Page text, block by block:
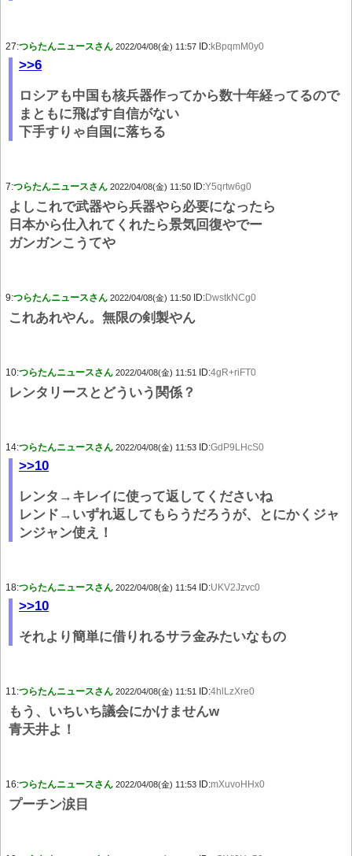
27:つらたんニュースさん 2022/04/08(金) 11:57 ID:kBpqmM0y0
>>6
ロシアも中国も核兵器作ってから数十年経ってるので
まともに飛ばす自信がない
下手すりゃ自国に落ちる
7:つらたんニュースさん 2022/04/08(金) 11:50 ID:Y5qrtw6g0
よしこれで武器やら兵器やら必要になったら
日本から仕入れてくれたら景気回復やでー
ガンガンこうてや
9:つらたんニュースさん 2022/04/08(金) 11:50 ID:DwstkNCg0
これあれやん。無限の剣製やん
10:つらたんニュースさん 2022/04/08(金) 11:51 ID:4gR+riFT0
レンタリースとどういう関係？
14:つらたんニュースさん 2022/04/08(金) 11:53 ID:GdP9LHcS0
>>10
レンタ→キレイに使って返してくださいね
レンド→いずれ返してもらうだろうが、とにかくジャ
ンジャン使え！
18:つらたんニュースさん 2022/04/08(金) 11:54 ID:UKV2Jzvc0
>>10
それより簡単に借りれるサラ金みたいなもの
11:つらたんニュースさん 2022/04/08(金) 11:51 ID:4hlLzXre0
もう、いちいち議会にかけませんw
青天井よ！
16:つらたんニュースさん 2022/04/08(金) 11:53 ID:mXuvoHHx0
プーチン涙目